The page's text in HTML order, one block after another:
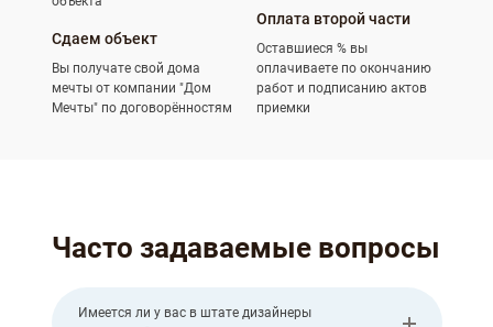
Сдаем объект
Вы получате свой дома
мечты от компании "Дом
Мечты" по договорённостям
Оплата второй части
Оставшиеся % вы
оплачиваете по окончанию
работ и подписанию актов
приемки
Часто задаваемые вопросы
Имеется ли у вас в штате дизайнеры